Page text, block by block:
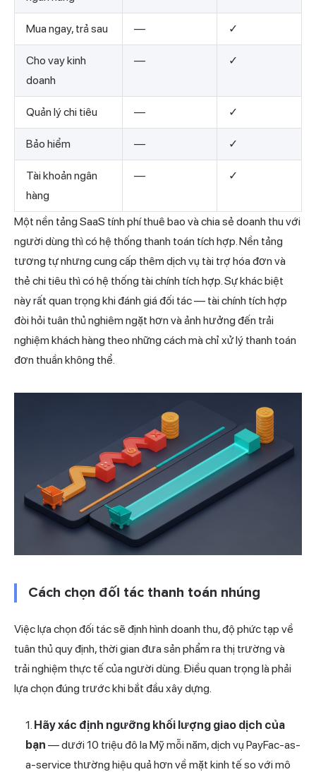
Mua ngay, trả sau — ✓
Cho vay kinh
doanh
— ✓
Quản lý chi tiêu — ✓
Bảo hiểm — ✓
Tài khoản ngân
hàng
— ✓
Một nền tảng SaaS tính phí thuê bao và chia sẻ doanh thu với
người dùng thì có hệ thống thanh toán tích hợp. Nền tảng
tương tự nhưng cung cấp thêm dịch vụ tài trợ hóa đơn và
thẻ chi tiêu thì có hệ thống tài chính tích hợp. Sự khác biệt
này rất quan trọng khi đánh giá đối tác — tài chính tích hợp
đòi hỏi tuân thủ nghiêm ngặt hơn và ảnh hưởng đến trải
nghiệm khách hàng theo những cách mà chỉ xử lý thanh toán
đơn thuần không thể.
Cách chọn đối tác thanh toán nhúng
Việc lựa chọn đối tác sẽ định hình doanh thu, độ phức tạp về
tuân thủ quy định, thời gian đưa sản phẩm ra thị trường và
trải nghiệm thực tế của người dùng. Điều quan trọng là phải
lựa chọn đúng trước khi bắt đầu xây dựng.
Hãy xác định ngưỡng khối lượng giao dịch của
bạn — dưới 10 triệu đô la Mỹ mỗi năm, dịch vụ PayFac-as-
a-service thường hiệu quả hơn về mặt kinh tế so với mô